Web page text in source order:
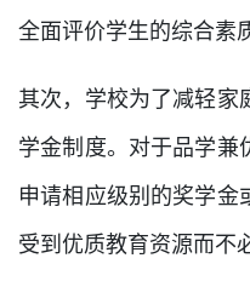
全面评价学生的综合素
其次，学校为了减轻家
学金制度。对于品学兼
申请相应级别的奖学金
受到优质教育资源而不